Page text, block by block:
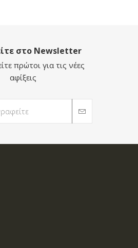
στο Newsletter
πρώτοι για τις νέες
αφίξεις